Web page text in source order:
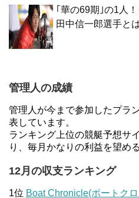
｢華の69期｣の1人
田中信一郎選手と
管理人の成績
管理人が今まで参加したプラ
表しています。
ランキング上位の競艇予想サ
り、毎月かなりの利益を望め
12月の収支ランキング
1位 Boat Chronicle(ボートク